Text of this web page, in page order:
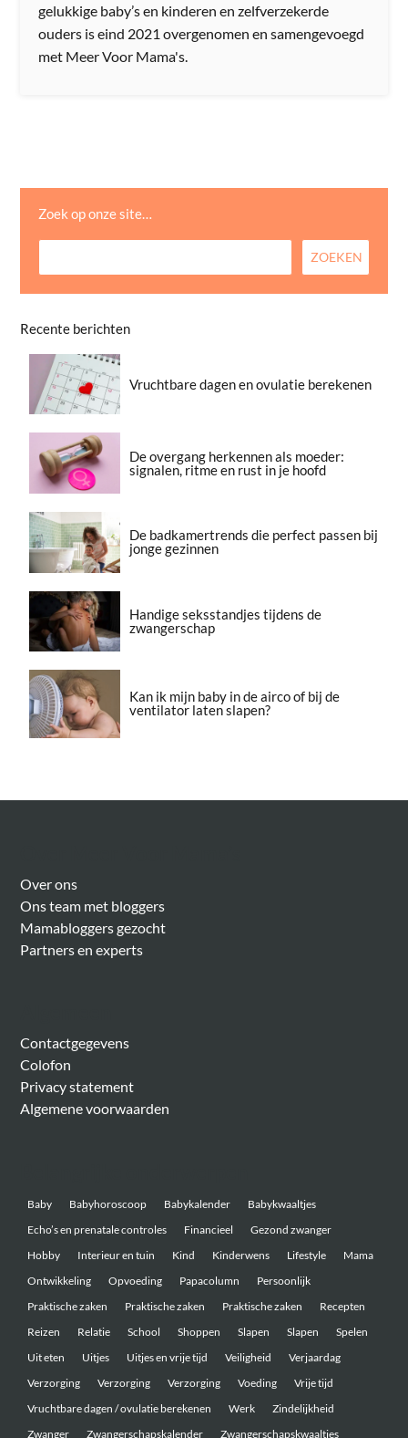
gelukkige baby’s en kinderen en zelfverzekerde
ouders is eind 2021 overgenomen en samengevoegd
met Meer Voor Mama's.
Zoek op onze site…
Recente berichten
Vruchtbare dagen en ovulatie berekenen
De overgang herkennen als moeder:
signalen, ritme en rust in je hoofd
De badkamertrends die perfect passen bij
jonge gezinnen
Handige seksstandjes tijdens de
zwangerschap
Kan ik mijn baby in de airco of bij de
ventilator laten slapen?
Over ons
Ons team met bloggers
Mamabloggers gezocht
Partners en experts
Contactgegevens
Colofon
Privacy statement
Algemene voorwaarden
Baby Babyhoroscoop Babykalender
Babykwaaltjes
Echo’s en prenatale controles
Financieel
Gezond zwanger
Hobby
Interieur en tuin Kind Kinderwens Lifestyle
Mama
Ontwikkeling
Opvoeding Papacolumn
Persoonlijk
Praktische zaken
Praktische zaken Praktische zaken
Recepten
Reizen
Relatie School Shoppen Slapen Slapen
Spelen
Uit eten
Uitjes Uitjes en vrije tijd Veiligheid
Verjaardag
Verzorging
Verzorging Verzorging Voeding
Vrije tijd
Vruchtbare dagen / ovulatie berekenen
Werk
Zindelijkheid
Zwanger
Zwangerschapskalender Zwangerschapskwaaltjes